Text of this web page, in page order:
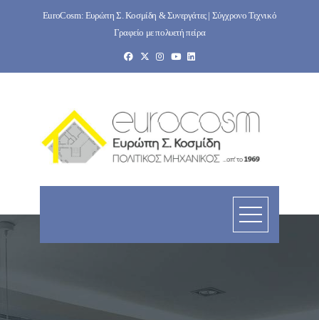
EuroCosm: Ευρώπη Σ. Κοσμίδη & Συνεργάτες | Σύγχρονο Τεχνικό
Γραφείο με πολυετή πείρα